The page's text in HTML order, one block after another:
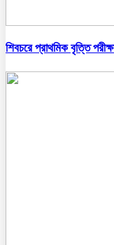
শিবচরে প্রাথমিক বৃত্তি